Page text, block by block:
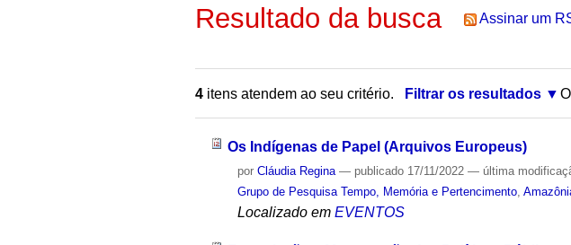
Resultado da busca Assinar um
4 itens atendem ao seu critério. Filtrar os resultados
Os Indígenas de Papel (Arquivos Europeus)
porCláudia Regina — publicado 17/11/2022— última
Grupo de Pesquisa Tempo, Memória e Pertencimento ,
Localizado em EVENTOS